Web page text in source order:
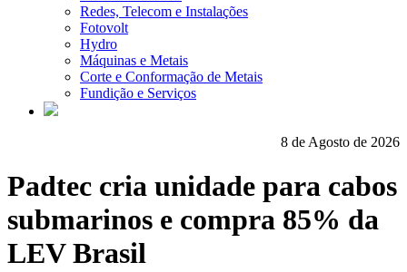
Redes, Telecom e Instalações
Fotovolt
Hydro
Máquinas e Metais
Corte e Conformação de Metais
Fundição e Serviços
8 de Agosto de 2026
Padtec cria unidade para cabos
submarinos e compra 85% da
LEV Brasil